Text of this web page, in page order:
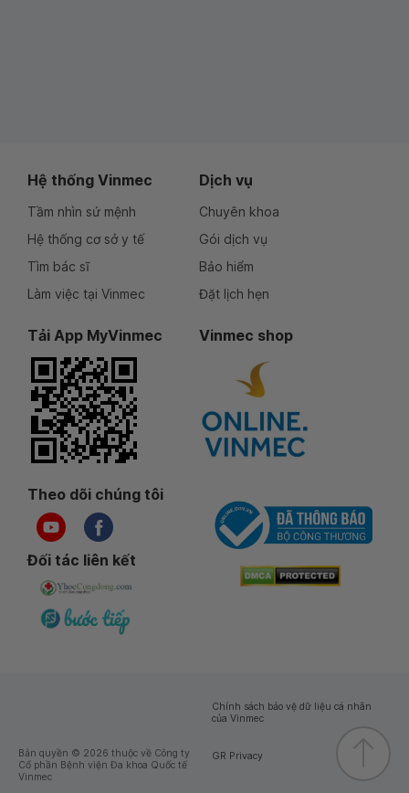
Hệ thống Vinmec
Tầm nhìn sứ mệnh
Hệ thống cơ sở y tế
Tìm bác sĩ
Làm việc tại Vinmec
Dịch vụ
Chuyên khoa
Gói dịch vụ
Bảo hiểm
Đặt lịch hẹn
Tải App MyVinmec Vinmec shop
Theo dõi chúng tôi
Đối tác liên kết
Bản quyền © 2026 thuộc về Công ty
Cổ phần Bệnh viện Đa khoa Quốc tế
Vinmec
Chính sách bảo vệ dữ liệu cá nhân
của Vinmec
GR Privacy